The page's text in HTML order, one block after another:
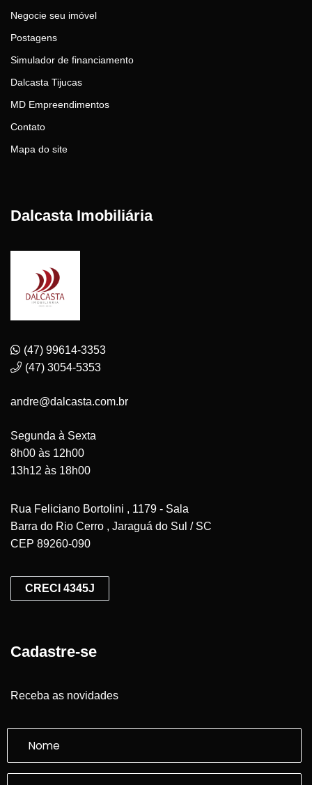
Negocie seu imóvel
Postagens
Simulador de financiamento
Dalcasta Tijucas
MD Empreendimentos
Contato
Mapa do site
Dalcasta Imobiliária
(47) 99614-3353
(47) 3054-5353
andre@dalcasta.com.br
Segunda à Sexta
8h00 às 12h00
13h12 às 18h00
Rua Feliciano Bortolini , 1179 - Sala
Barra do Rio Cerro , Jaraguá do Sul / SC
CEP 89260-090
CRECI 4345J
Cadastre-se
Receba as novidades